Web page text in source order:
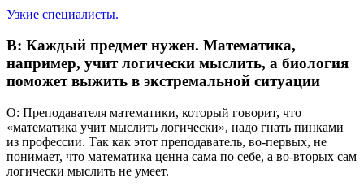
Узкие специалисты.
В: Каждый предмет нужен. Математика,
например, учит логически мыслить, а биология
поможет выжить в экстремальной ситуации
О: Преподавателя математики, который говорит, что
«математика учит мыслить логически», надо гнать пинками
из профессии. Так как этот преподаватель, во-первых, не
понимает, что математика ценна сама по себе, а во-вторых сам
логически мыслить не умеет.